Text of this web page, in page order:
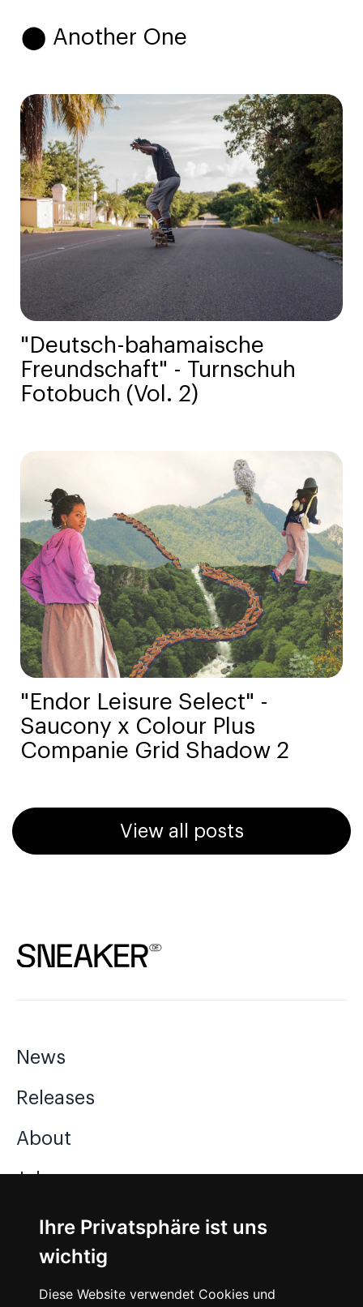
Ihre Privatsphäre ist uns
wichtig
Diese Website verwendet Cookies und
⬤ Another One
"Deutsch-bahamaische
Freundschaft" - Turnschuh
Fotobuch (Vol. 2)
"Endor Leisure Select" -
Saucony x Colour Plus
Companie Grid Shadow 2
View all posts
News
Releases
About
Jobs
Instagram
Facebook